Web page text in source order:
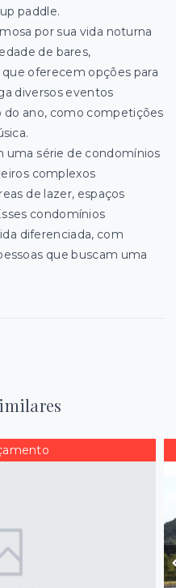
paddle.
por sua vida noturna
de bares,
oferecem opções para
diversos eventos
do ano, como competições
uma série de condomínios
complexos
de lazer, espaços
condomínios
diferenciada, com
que buscam uma